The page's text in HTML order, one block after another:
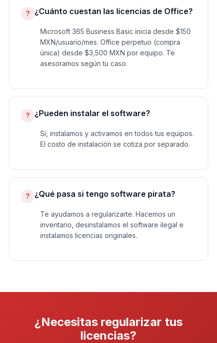
? ¿Cuánto cuestan las licencias de Office?
Microsoft 365 Business Basic inicia desde $150
MXN/usuario/mes. Office perpetuo (compra
única) desde $3,500 MXN por equipo. Te
asesoramos según tu caso.
? ¿Pueden instalar el software?
Sí, instalamos y activamos en todos tus equipos.
El costo de instalación se cotiza por separado.
? ¿Qué pasa si tengo software pirata?
Te ayudamos a regularizarte. Hacemos un
inventario, desinstalamos el software ilegal e
instalamos licencias originales.
¿Necesitas regularizar tus
licencias?